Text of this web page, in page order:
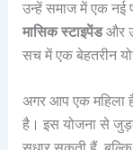
उन्हें समाज में एक नई
मासिक स्टाइपेंडऔर
सच में एक बेहतरीन
अगर आप एक महिला
है। इस योजना से